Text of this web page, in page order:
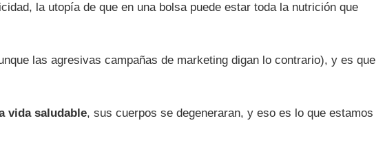
la utopía de que en una bolsa puede estar toda la nutrición que
las agresivas campañas de marketing digan lo contrario), y es que
vida saludable, sus cuerpos se degeneraran, y eso es lo que estamos